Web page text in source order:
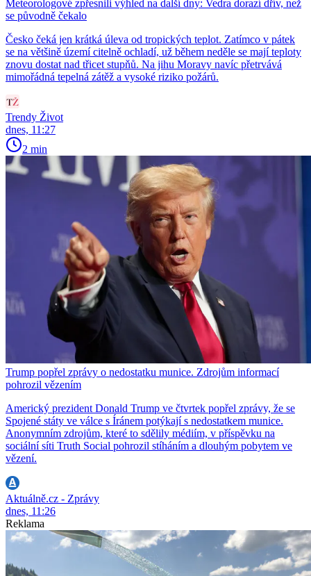
Meteorologové zpřesnili výhled na další dny: Vedra dorazí dřív, než
se původně čekalo
Česko čeká jen krátká úleva od tropických teplot. Zatímco v pátek
se na většině území citelně ochladí, už během neděle se mají teploty
znovu dostat nad třicet stupňů. Na jihu Moravy navíc přetrvává
mimořádná tepelná zátěž a vysoké riziko požárů.
Trendy Život
dnes, 11:27
2 min
Trump popřel zprávy o nedostatku munice. Zdrojům informací
pohrozil vězením
Americký prezident Donald Trump ve čtvrtek popřel zprávy, že se
Spojené státy ve válce s Íránem potýkají s nedostatkem munice.
Anonymním zdrojům, které to sdělily médiím, v příspěvku na
sociální síti Truth Social pohrozil stíháním a dlouhým pobytem ve
vězení.
Aktuálně.cz - Zprávy
dnes, 11:26
Reklama